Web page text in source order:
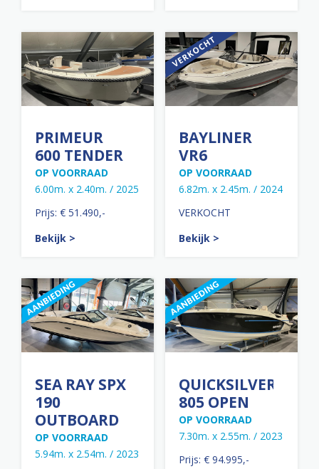
PRIMEUR
600 TENDER
OP VOORRAAD
6.00m. x 2.40m. / 2025
Prijs: € 51.490,-
Bekijk >
BAYLINER
VR6
OP VOORRAAD
6.82m. x 2.45m. / 2024
VERKOCHT
Bekijk >
SEA RAY SPX
190
OUTBOARD
OP VOORRAAD
5.94m. x 2.54m. / 2023
QUICKSILVER
805 OPEN
OP VOORRAAD
7.30m. x 2.55m. / 2023
Prijs: € 94.995,-